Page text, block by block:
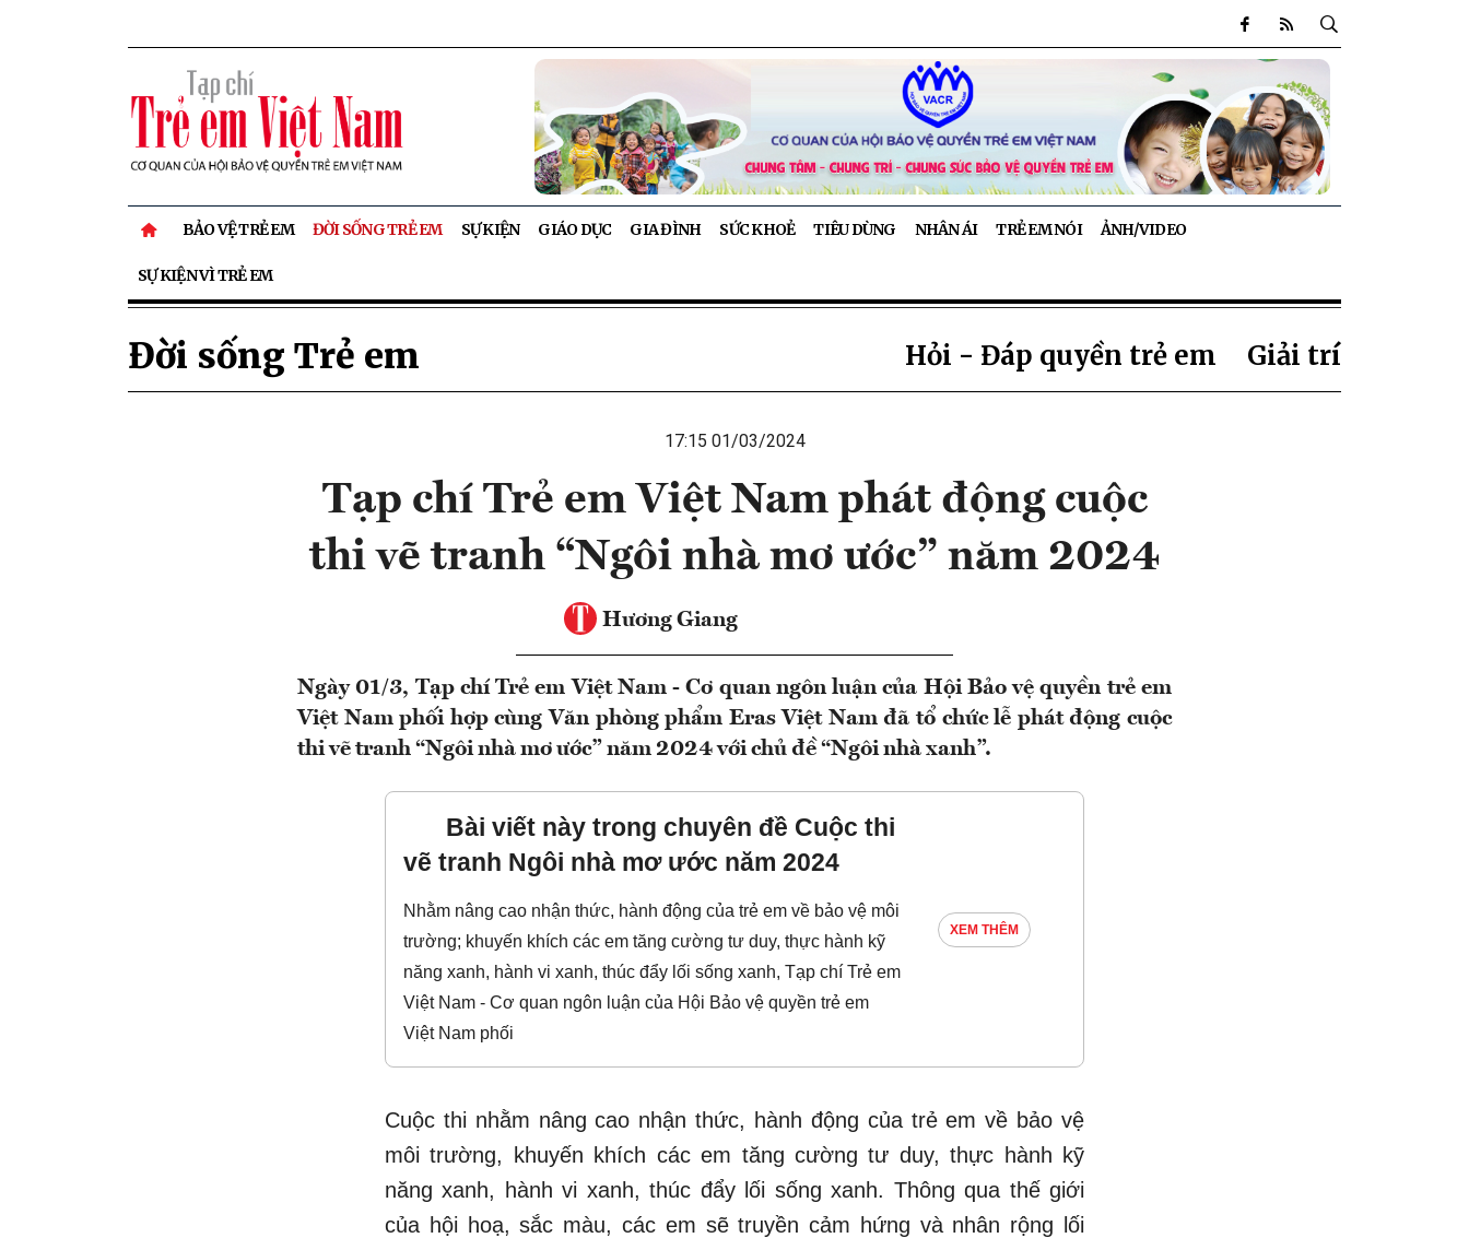
BẢO VỆ TRẺ EM ĐỜI SỐNG TRẺ EM SỰ KIỆN GIÁO DỤC GIA ĐÌNH SỨC KHOẺ TIÊU DÙNG NHÂN ÁI TRẺ EM NÓI ẢNH/VIDEO
SỰ KIỆN VÌ TRẺ EM
Đời sống Trẻ em Hỏi - Đáp quyền trẻ em Giải trí
17:15 01/03/2024
Tạp chí Trẻ em Việt Nam phát động cuộc
thi vẽ tranh “Ngôi nhà mơ ước” năm 2024
Hương Giang
Ngày 01/3, Tạp chí Trẻ em Việt Nam - Cơ quan ngôn luận của Hội Bảo vệ quyền trẻ em
Việt Nam phối hợp cùng Văn phòng phẩm Eras Việt Nam đã tổ chức lễ phát động cuộc
thi vẽ tranh “Ngôi nhà mơ ước” năm 2024 với chủ đề “Ngôi nhà xanh”.
Bài viết này trong chuyên đề Cuộc thi
vẽ tranh Ngôi nhà mơ ước năm 2024
Nhằm nâng cao nhận thức, hành động của trẻ em về bảo vệ môi
trường; khuyến khích các em tăng cường tư duy, thực hành kỹ
năng xanh, hành vi xanh, thúc đẩy lối sống xanh, Tạp chí Trẻ em
Việt Nam - Cơ quan ngôn luận của Hội Bảo vệ quyền trẻ em
Việt Nam phối
XEM THÊM
Cuộc thi nhằm nâng cao nhận thức, hành động của trẻ em về bảo vệ
môi trường, khuyến khích các em tăng cường tư duy, thực hành kỹ
năng xanh, hành vi xanh, thúc đẩy lối sống xanh. Thông qua thế giới
của hội hoạ, sắc màu, các em sẽ truyền cảm hứng và nhân rộng lối